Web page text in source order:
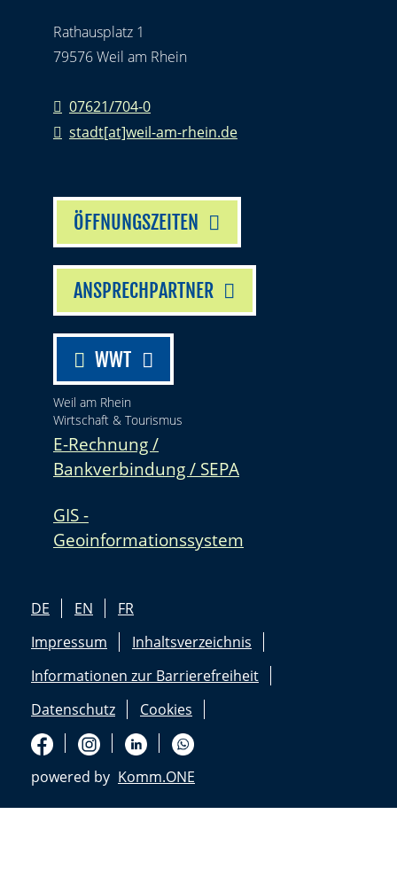
Rathausplatz 1
79576 Weil am Rhein
07621/704-0
stadt[at]weil-am-rhein.de
ÖFFNUNGSZEITEN
ANSPRECHPARTNER
WWT
Weil am Rhein
Wirtschaft & Tourismus
E-Rechnung /
Bankverbindung / SEPA
GIS -
Geoinformationssystem
DE EN
FR
Impressum
Inhaltsverzeichnis
Informationen zur Barrierefreiheit
Datenschutz
Cookies
powered by Komm.ONE